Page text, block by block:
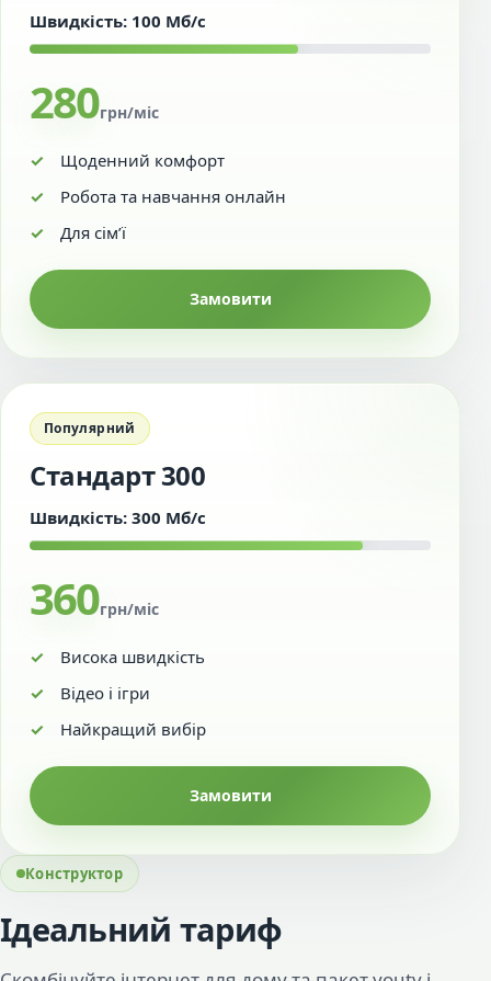
Швидкість: 100 Мб/с
280грн/міс
Щоденний комфорт
Робота та навчання онлайн
Для сім’ї
Замовити
Популярний
Стандарт 300
Швидкість: 300 Мб/с
360грн/міс
Висока швидкість
Відео і ігри
Найкращий вибір
Замовити
Конструктор
Ідеальний тариф